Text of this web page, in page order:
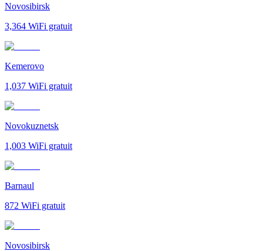
Novosibirsk
3,364 WiFi gratuit
Kemerovo
1,037 WiFi gratuit
Novokuznetsk
1,003 WiFi gratuit
Barnaul
872 WiFi gratuit
Novosibirsk